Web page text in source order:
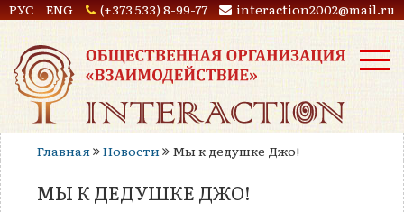
РУС ENG (+373 533) 8-99-77 interaction2002@mail.ru
Главная Новости Мы к дедушке Джо!
МЫ К ДЕДУШКЕ ДЖО!